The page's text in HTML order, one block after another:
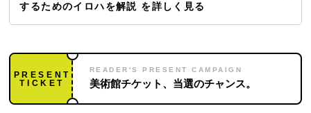
するためのイロハを解説 を詳しく見る
PRESENT
TICKET
READER'S PRESENT CAMPAIGN
美術館チケット、当選のチャンス。